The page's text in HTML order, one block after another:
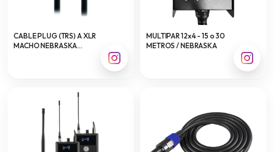
CABLE PLUG (TRS) A XLR
MACHO NEBRASKA
MULTIPAR 12x4 - 15 o 30
METROS / NEBRASKA